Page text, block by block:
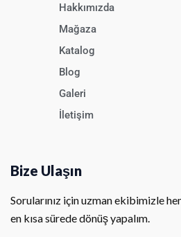
Hakkımızda
Mağaza
Katalog
Blog
Galeri
İletişim
Bize Ulaşın
Sorularınız için uzman ekibimizle
en kısa sürede dönüş yapalım.